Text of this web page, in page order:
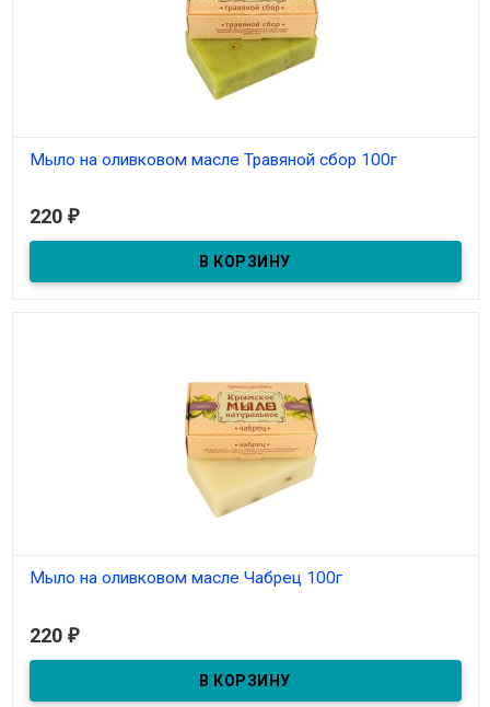
Мыло на оливковом масле Травяной сбор 100г
220 ₽
Мыло на оливковом масле Чабрец 100г
220 ₽